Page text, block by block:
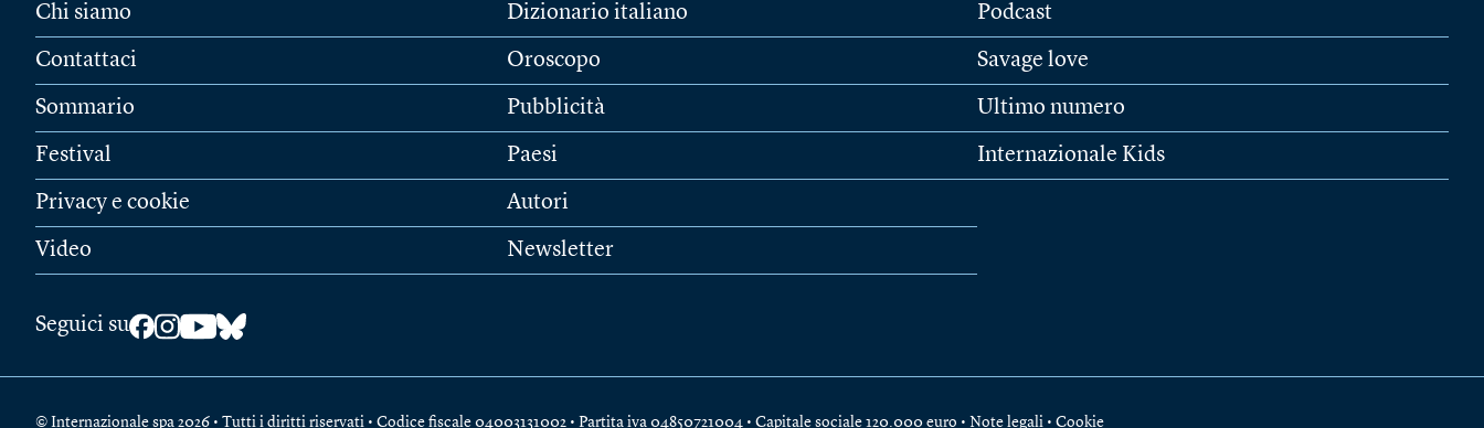
Chi siamo
Contattaci
Sommario
Festival
Privacy e cookie
Video
Dizionario italiano
Oroscopo
Pubblicità
Paesi
Autori
Newsletter
Podcast
Savage love
Ultimo numero
Internazionale Kids
Seguici su
© Internazionale spa 2026 • Tutti i diritti riservati • Codice fiscale 04003131002 • Partita iva 04850721004 • Capitale sociale 120.000 euro • Note legali • Cookie